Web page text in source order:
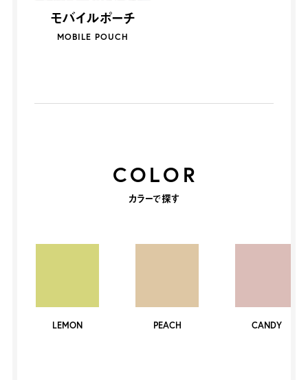
モバイルポーチ
MOBILE POUCH
COLOR
カラーで探す
LEMON PEACH CANDY